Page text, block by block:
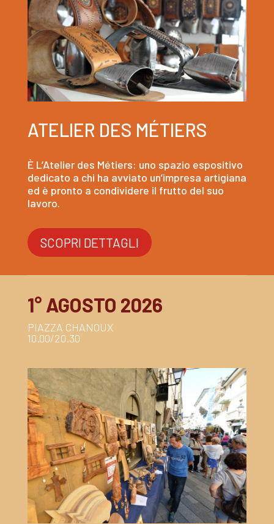
ATELIER DES MÉTIERS
È L’Atelier des Métiers: uno spazio espositivo
dedicato a chi ha avviato un’impresa artigiana
ed è pronto a condividere il frutto del suo
lavoro.
SCOPRI DETTAGLI
1° AGOSTO 2026
PIAZZA CHANOUX
10.00/20.30